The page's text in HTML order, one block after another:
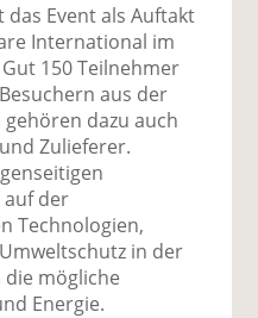
Event als Auftakt
International im
150 Teilnehmer
aus der
dazu auch
Zulieferer.
auf der
Technologien,
in der
die mögliche
Energie.